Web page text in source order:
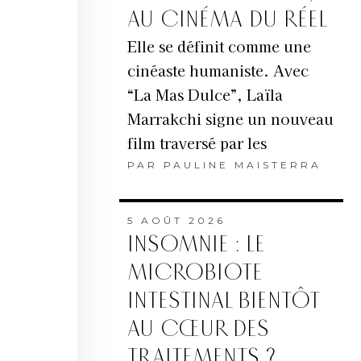
AU CINÉMA DU RÉEL
Elle se définit comme une
cinéaste humaniste. Avec
“La Mas Dulce”, Laïla
Marrakchi signe un nouveau
film traversé par les
PAR PAULINE MAISTERRA
5 AOÛT 2026
INSOMNIE : LE
MICROBIOTE
INTESTINAL BIENTÔT
AU CŒUR DES